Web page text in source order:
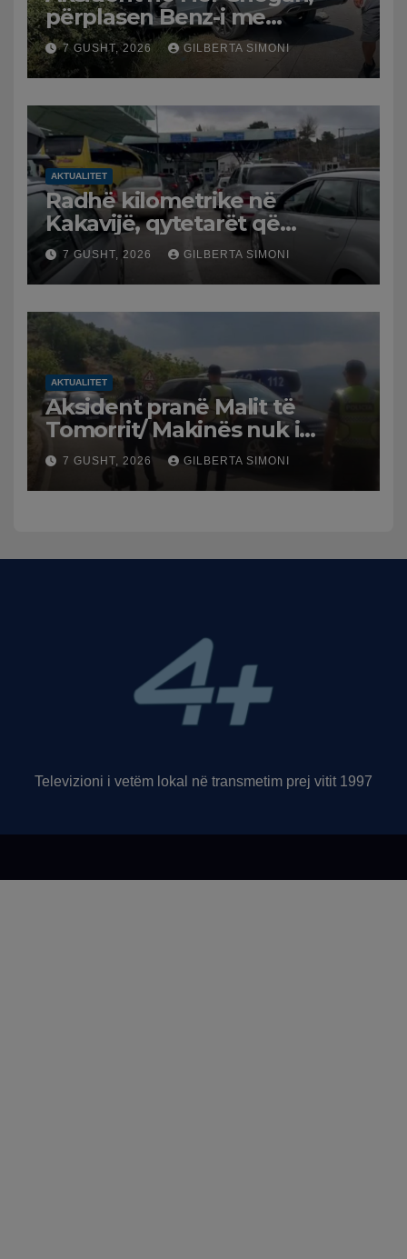
përplasen Benz-i me
furgonin, plagoset një i
moshuar
7 GUSHT, 2026 GILBERTA SIMONI
AKTUALITET
Radhë kilometrike në
Kakavijë, qytetarët që
kthehen në Shqipëri
bllokohen në temperatura të
larta, pala greke punon me
ritme të ngadalta
7 GUSHT, 2026 GILBERTA SIMONI
AKTUALITET
Aksident pranë Malit të
Tomorrit/ Makinës nuk i
punuan frenat dhe doli nga
rruga, plagosen 7 persona,
dy në gjendje të rëndë te
7 GUSHT, 2026 GILBERTA SIMONI
Televizioni i vetëm lokal në transmetim prej vitit 1997